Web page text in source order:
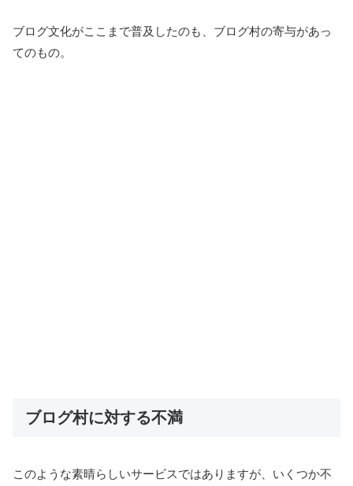
ブログ文化がここまで普及したのも、ブログ村の寄与があっ
てのもの。
ブログ村に対する不満
このような素晴らしいサービスではありますが、いくつか不